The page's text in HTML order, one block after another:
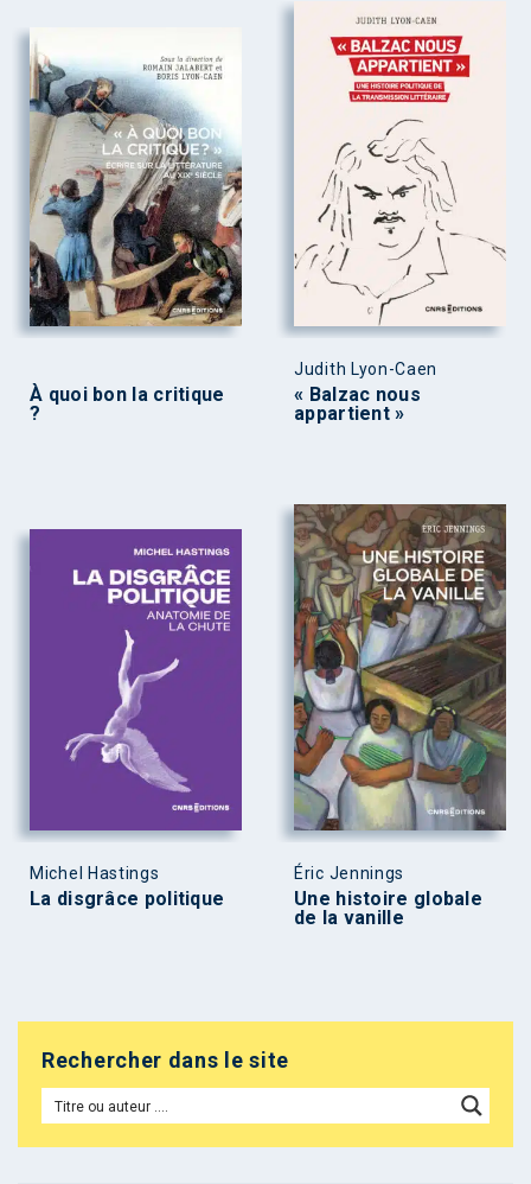
À quoi bon la critique
?
Judith Lyon-Caen
« Balzac nous
appartient »
Michel Hastings
La disgrâce politique
Éric Jennings
Une histoire globale
de la vanille
Rechercher dans le site